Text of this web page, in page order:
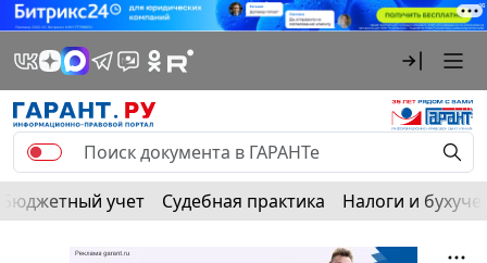
Бюджетный учет Судебная практика Налоги и